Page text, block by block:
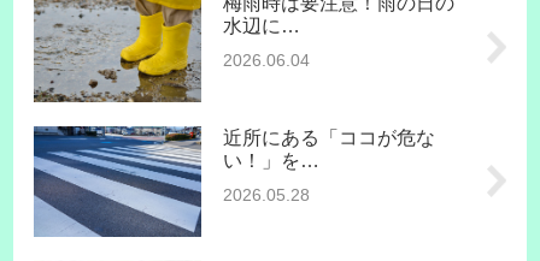
水辺に…
2026.06.04
近所にある「ココが危な
い！」を…
2026.05.28